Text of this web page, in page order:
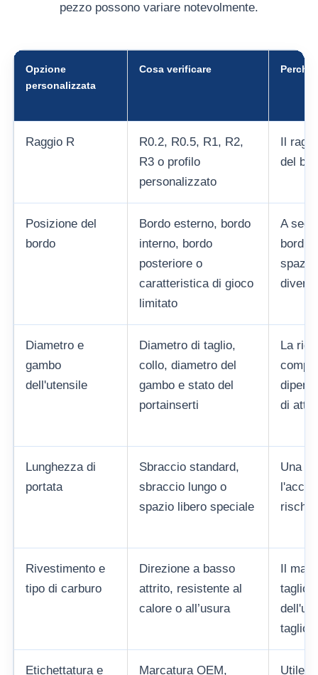
pezzo possono variare notevolmente.
Opzione
personalizzata
Cosa verificare Perché
Raggio R
R0.2, R0.5, R1, R2,
R3 o profilo
personalizzato
Il
del
Posizione del
bordo
Bordo esterno, bordo
interno, bordo
posteriore o
caratteristica di gioco
limitato
A
bordi,
spazi
Diametro e
gambo
dell'utensile
Diametro di taglio,
collo, diametro del
gambo e stato del
portainserti
La
di
Lunghezza di
portata
Sbraccio standard,
sbraccio lungo o
spazio libero speciale
Una
Rivestimento e
tipo di carburo
Direzione a basso
attrito, resistente al
calore o all’usura
Il
taglio
taglio.
Etichettatura e
Marcatura OEM,
Utile